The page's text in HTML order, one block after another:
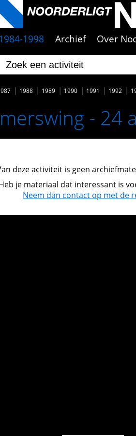
1998 Archief Over
1988 1989 1990 1991 1992
- 24
deze activiteit is geen
je materiaal dat interessant is
Neem dan contact op met de